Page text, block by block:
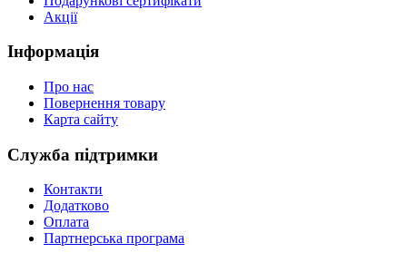
Акції
Інформація
Про нас
Повернення товару
Карта сайту
Служба підтримки
Контакти
Додатково
Оплата
Партнерська програма